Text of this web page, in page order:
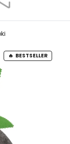
BESTSELLER